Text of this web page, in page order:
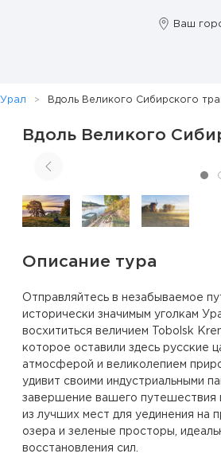
Ваш
Урал Вдоль Великого Сибирского
Вдоль Великого
Описание тура
Отправляйтесь в незабываемое
исторически значимым уголкам
восхититься величием Tobolsk
которое оставили здесь русские
атмосферой и великолепием
удивит своими индустриальными
завершение вашего
из лучших мест для уединения на
озера и зеленые просторы,
восстановления сил.